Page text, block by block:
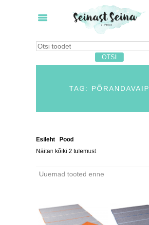
TAG: PÕRANDAVAIP
Esileht Pood
Näitan kõiki 2 tulemust